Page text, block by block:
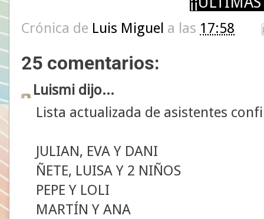
Crónica de Luis Miguel a las 17:58
25 comentarios:
Luismi dijo...
Lista actualizada de asistentes
JULIAN, EVA Y DANI
ÑETE, LUISA Y 2 NIÑOS
PEPE Y LOLI
MARTÍN Y ANA